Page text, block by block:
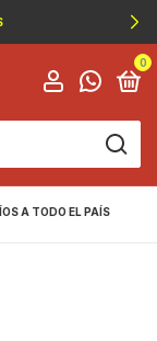
0
A TODO EL PAÍS